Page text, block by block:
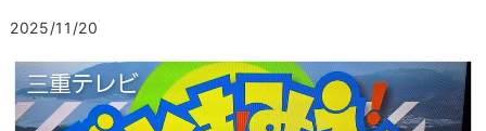
2025/11/20